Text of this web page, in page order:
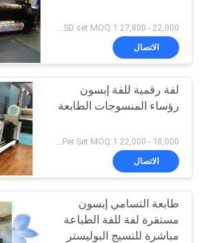
الاتصال
لفة رقمية للفة إبسون
رؤساء المنسوجات الطابعة
الاتصال
طابعة التسامي إبسون
مستقرة لفة للفة الطباعة
مباشرة للنسيج البوليستر